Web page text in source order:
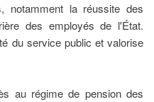
notamment la réussite des
des employés de l'État.
du service public et valorise
au régime de pension des